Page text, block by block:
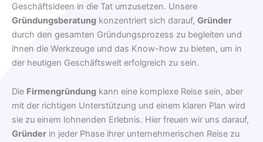
Geschäftsideen in die Tat umzusetzen. Unsere
Gründungsberatung konzentriert sich darauf, Gründer
durch den gesamten Gründungsprozess zu begleiten und
ihnen die Werkzeuge und das Know-how zu bieten, um in
der heutigen Geschäftswelt erfolgreich zu sein.
Die Firmengründung kann eine komplexe Reise sein, aber
mit der richtigen Unterstützung und einem klaren Plan wird
sie zu einem lohnenden Erlebnis. Hier freuen wir uns darauf,
Gründer in jeder Phase ihrer unternehmerischen Reise zu